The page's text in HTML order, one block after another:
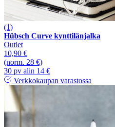
(1)
Hübsch Curve kynttilänjalka
Outlet
10,90 €
(norm. 28 €)
30 pv alin 14 €
Verkkokaupan varastossa